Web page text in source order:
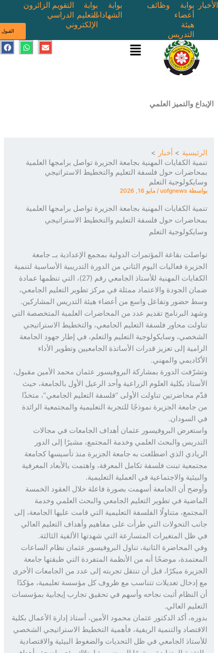
بوابة
التدريس
وظائف
الشهادات
بوابة
التعليم
الإلكتروني
التقويم
الدراسي
الزائرون
والتميز العلمي
القائمة E
W
h
F
a
أخبار
الكفايات المهنية بجامعة الجزيرة تواصل برامجها العلمية
حول فلسفة التعليم والتخطيط الاستراتيجي
التعلم
uofgnews
/مايو 16, 2026
الكفايات المهنية بجامعة الجزيرة تواصل برامجها العلمية
حول فلسفة التعليم والتخطيط الاستراتيجي
التعلم
بقاعة المؤتمرات الدولية بمجمع الإعدادية بــ جامعة
فعاليات اليوم الثاني من الدورة التدريبية الأساسية لتنمية
الكفايات المهنية للأستاذ الجامعي رقم (27)، التي تنظمها عمادة
الجودة والاعتماد ممثلة في مركز تطوير التعليم الجامعي،
حضور وتفاعل واسع من أعضاء هيئة التدريس المشاركين.
البرنامج تقديم عدد من المحاضرات العلمية المتخصصة التي
محاور فلسفة التعليم الجامعي، والتخطيط الاستراتيجي
وسايكولوجية التعليم والتعلم، في إطار جهود الجامعة
إلى تعزيز قدرات الأساتذة الجامعيين وتطوير الأداء
والمهني.
الدورة بمشاركة البروفيسور عثمان محمد الأمين مقبول،
بكلية العلوم الزراعية وأحد الرعيل الأول بالجامعة، حيث
محاضرتين تناولت الأولى “فلسفة التعليم الجامعي”، متخذًا
الجزيرة نموذجًا للتجربة التعليمية والمجتمعية الرائدة
البروفيسور عثمان أهداف الجامعات في مجالات
والبحث العلمي وخدمة المجتمع، مشيرًا إلى الدور
الذي اضطلعت به جامعة الجزيرة منذ تأسيسها كجامعة
تبنت فلسفة تكامل المعرفة، واهتمت بالأبعاد المعرفية
والاجتماعية في العملية التعليمية.
أن الجامعة أسهمت بصورة فاعلة خلال العقود الخمسة
في تطوير التعليم الجامعي والبحث العلمي وخدمة
متناولًا الفلسفة التعليمية التي قامت عليها الجامعة، إلى
التحولات التي طرأت على مفاهيم وأهداف التعليم العالي
المتغيرات المتسارعة التي شهدتها الألفية الثالثة.
المحاضرة الثانية، تناول البروفيسور عثمان نظام الساعات
موضحًا أنه من الأنظمة المتفردة التي طبقتها جامعة
مبكرًا، قبل أن تنتقل تجربته إلى عدد من الجامعات الأخرى
تعديلات تتناسب مع ظروف كل مؤسسة تعليمية، مؤكدًا
أثبت نجاحه وأسهم في تحقيق تجارب إيجابية بمؤسسات
العالي.
أكد الدكتور عثمان محمود الأمين، أستاذ إدارة الأعمال بكلية
والتنمية الريفية، فأهمية التخطيط الاستراتيجي الشخصي
الجامعي في ظل التحديات والضغوط البيئية والاقتصادية